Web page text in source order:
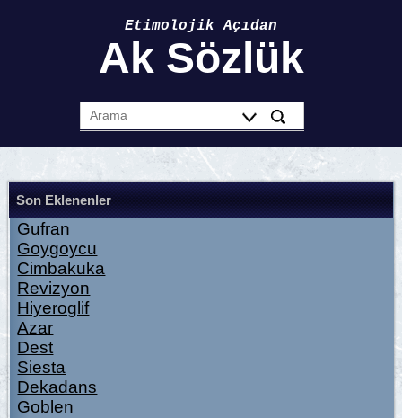
Ak Sözlük
Etimolojik Açıdan
Son Eklenenler
Gufran
Goygoycu
Cimbakuka
Revizyon
Hiyeroglif
Azar
Dest
Siesta
Dekadans
Goblen